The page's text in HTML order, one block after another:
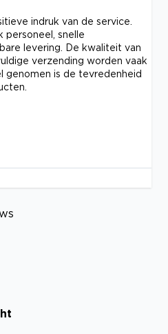
indruk van de service.
personeel, snelle
levering. De kwaliteit van
verzending worden vaak
genomen is de tevredenheid